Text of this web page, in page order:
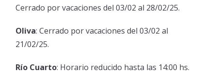
Cerrado por vacaciones del 03/02 al 28/02/25.
Oliva: Cerrado por vacaciones del 03/02 al
21/02/25.
Río Cuarto: Horario reducido hasta las 14:00 hs.